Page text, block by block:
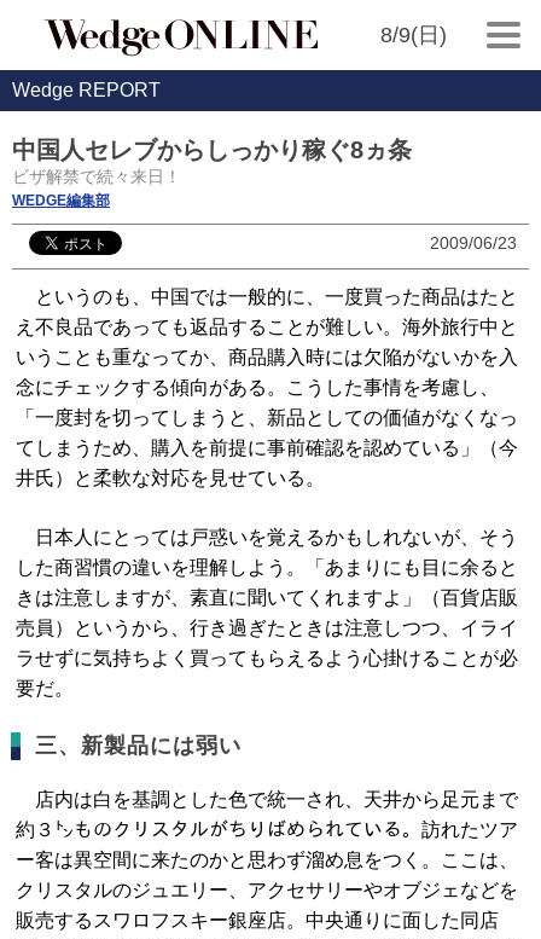
8/9(日)
Wedge REPORT
中国人セレブからしっかり稼ぐ8ヵ条
ビザ解禁で続々来日！
WEDGE編集部
2009/06/23
というのも、中国では一般的に、一度買った商品はたと
え不良品であっても返品することが難しい。海外旅行中と
いうことも重なってか、商品購入時には欠陥がないかを入
念にチェックする傾向がある。こうした事情を考慮し、
「一度封を切ってしまうと、新品としての価値がなくなっ
てしまうため、購入を前提に事前確認を認めている」（今
井氏）と柔軟な対応を見せている。
日本人にとっては戸惑いを覚えるかもしれないが、そう
した商習慣の違いを理解しよう。「あまりにも目に余ると
きは注意しますが、素直に聞いてくれますよ」（百貨店販
売員）というから、行き過ぎたときは注意しつつ、イライ
ラせずに気持ちよく買ってもらえるよう心掛けることが必
要だ。
三、新製品には弱い
店内は白を基調とした色で統一され、天井から足元まで
約３㌧ものクリスタルがちりばめられている。訪れたツア
ー客は異空間に来たのかと思わず溜め息をつく。ここは、
クリスタルのジュエリー、アクセサリーやオブジェなどを
販売するスワロフスキー銀座店。中央通りに面した同店